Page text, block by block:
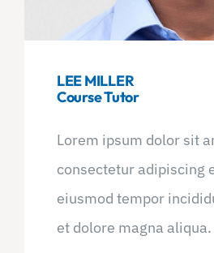
LEE MILLER
Course Tutor
Lorem ipsum dolor sit
consectetur adipiscing
eiusmod tempor
et dolore magna aliqua.